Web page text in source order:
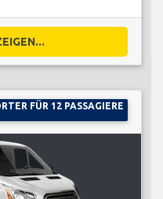
FÜR 12 PASSAGIERE